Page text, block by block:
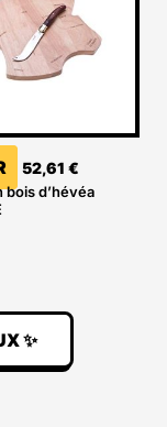
52,61 €
bois d’hévéa
✨